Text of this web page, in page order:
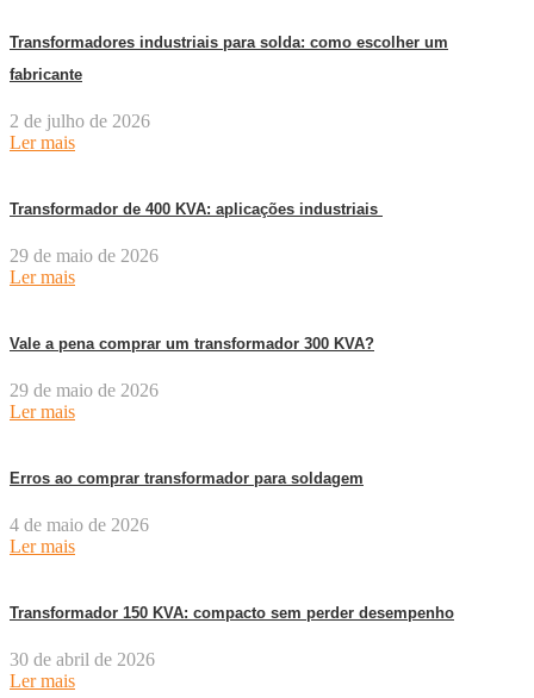
Transformadores industriais para solda: como escolher um
fabricante
2 de julho de 2026
Ler mais
Transformador de 400 KVA: aplicações industriais
29 de maio de 2026
Ler mais
Vale a pena comprar um transformador 300 KVA?
29 de maio de 2026
Ler mais
Erros ao comprar transformador para soldagem
4 de maio de 2026
Ler mais
Transformador 150 KVA: compacto sem perder desempenho
30 de abril de 2026
Ler mais